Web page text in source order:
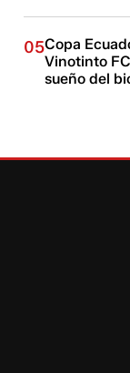
05Copa
Vinotinto
sueño del